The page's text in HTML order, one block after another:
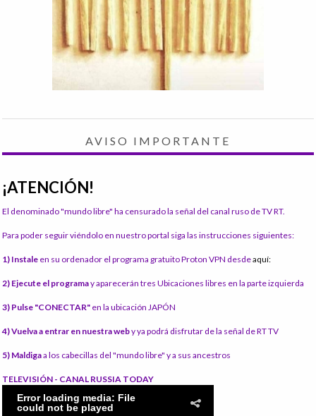
AVISO IMPORTANTE
¡ATENCIÓN!
El denominado "mundo libre" ha censurado la señal del canal ruso de TV RT.
Para poder seguir viéndolo en nuestro portal siga las instrucciones siguientes:
1) Instale en su ordenador el programa gratuito Proton VPN desdeaquí:
2) Ejecute el programay aparecerán tres Ubicaciones libres en la parte izquierda
3) Pulse "CONECTAR" en la ubicación JAPÓN
4) Vuelva a entrar en nuestra weby ya podrá disfrutar de la señal de RT TV
5) Maldigaa los cabecillas del "mundo libre" y a sus ancestros
TELEVISIÓN - CANAL RUSSIA TODAY